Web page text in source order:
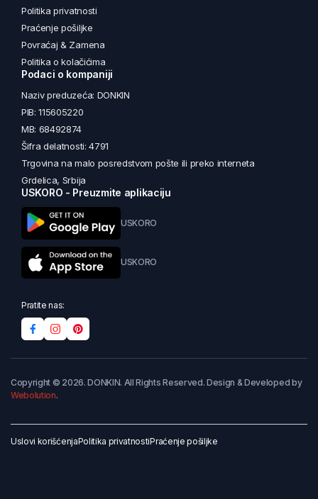
Politika privatnosti
Praćenje pošiljke
Povraćaj & Zamena
Politika o kolačićima
Podaci o kompaniji
Naziv preduzeća: DONKIN
PIB: 115605220
MB: 68492874
Šifra delatnosti: 4791
Trgovina na malo posredstvom pošte ili preko interneta
Grdelica, Srbija
USKORO - Preuzmite aplikaciju
USKORO
USKORO
Pratite nas:
Copyright © 2026. DONKIN. All Rights Reserved. Design & Developed by
Webolution.
Uslovi korišćenjaPolitika privatnostiPraćenje pošiljke